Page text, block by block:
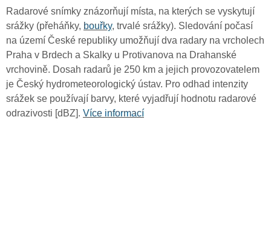
Radarové snímky znázorňují místa, na kterých se vyskytují
srážky (přeháňky, bouřky, trvalé srážky). Sledování počasí
na území České republiky umožňují dva radary na vrcholech
Praha v Brdech a Skalky u Protivanova na Drahanské
vrchovině. Dosah radarů je 250 km a jejich provozovatelem
je Český hydrometeorologický ústav. Pro odhad intenzity
srážek se používají barvy, které vyjadřují hodnotu radarové
odrazivosti [dBZ]. Více informací